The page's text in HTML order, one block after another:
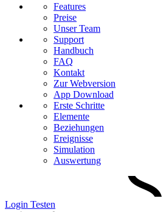
Features
Preise
Unser Team
Support
Handbuch
FAQ
Kontakt
Zur Webversion
App Download
Erste Schritte
Elemente
Beziehungen
Ereignisse
Simulation
Auswertung
Login Testen